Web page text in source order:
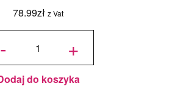
78.99zł z Vat
-
3D
30 + - +
do koszyka